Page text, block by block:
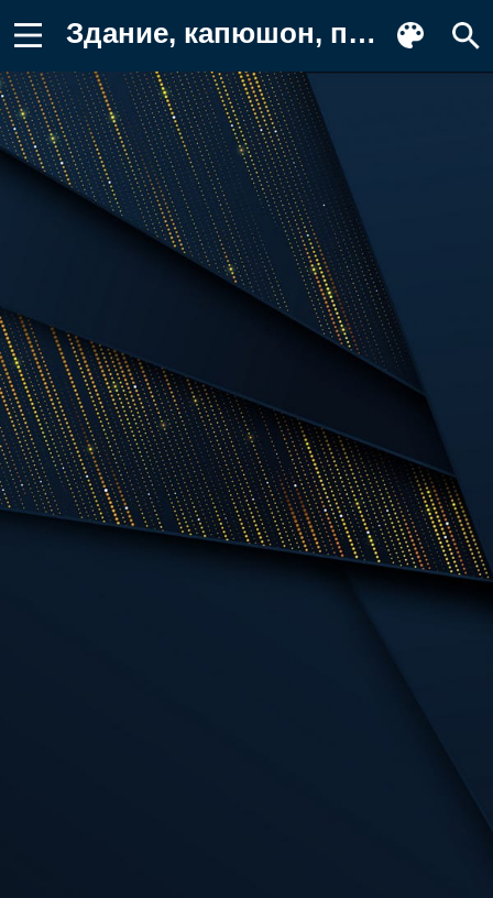
Здание, капюшон, прямоугольник Картинка на телефон